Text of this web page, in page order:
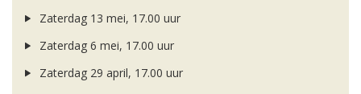
Zaterdag 13 mei, 17.00 uur
Zaterdag 6 mei, 17.00 uur
Zaterdag 29 april, 17.00 uur